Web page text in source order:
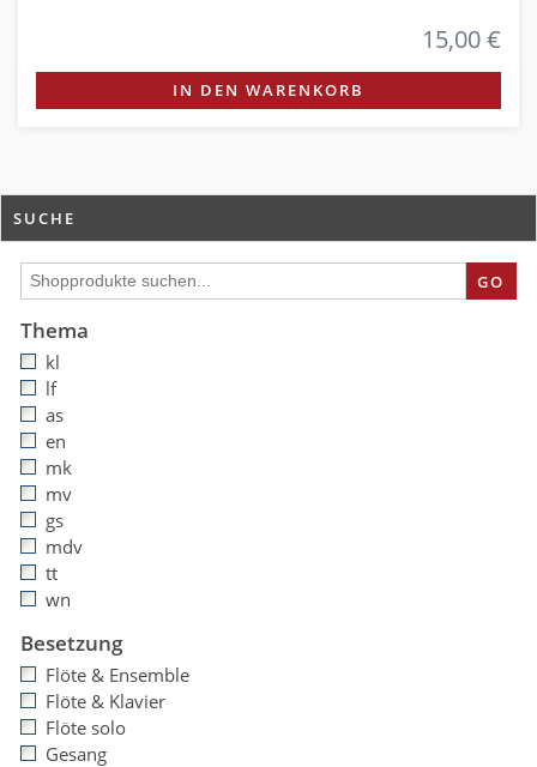
15,00 €
IN DEN WARENKORB
SUCHE
GO
Thema
kl
lf
as
en
mk
mv
gs
mdv
tt
wn
Besetzung
Flöte & Ensemble
Flöte & Klavier
Flöte solo
Gesang